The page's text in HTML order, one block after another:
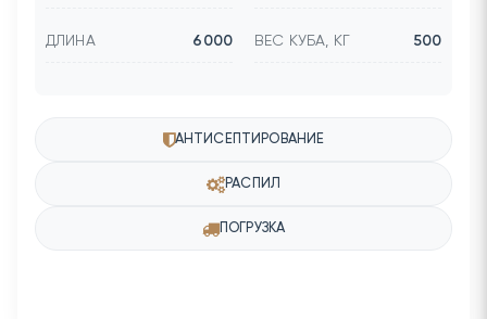
ДЛИНА 6000 ВЕС КУБА, КГ 500
АНТИСЕПТИРОВАНИЕ
РАСПИЛ
ПОГРУЗКА